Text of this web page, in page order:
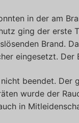
in der am
ging der erste
Brand.
eingesetzt. Der
beendet. Der
wurde der
in